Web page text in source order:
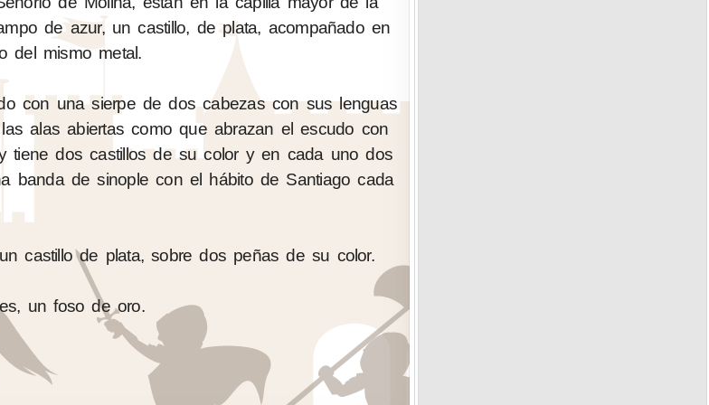
de azur, un castillo, de plata, acompañado en
del mismo metal.
con una sierpe de dos cabezas con sus lenguas
alas abiertas como que abrazan el escudo con
tiene dos castillos de su color y en cada uno dos
banda de sinople con el hábito de Santiago cada
castillo de plata, sobre dos peñas de su color.
un foso de oro.